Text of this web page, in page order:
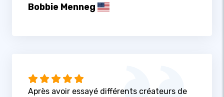
Bobbie Menneg
Après avoir essayé différents créateurs de